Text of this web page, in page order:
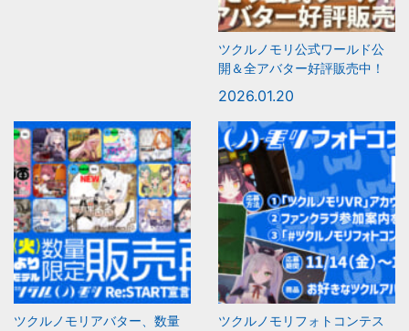
ツクルノモリ公式ワールド公
開＆全アバター好評販売中！
2026.01.20
ツクルノモリアバター、数量
ツクルノモリフォトコンテス